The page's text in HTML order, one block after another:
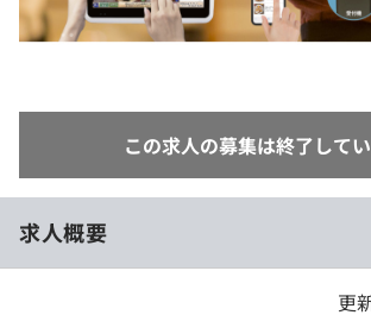
法人向けプラン
この求人の募集は終了して
求人概要
更